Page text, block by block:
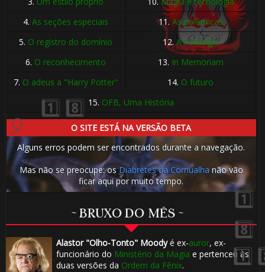
4.As seções especiais 11.As polêmicas
5. O registro do domínio 12.A nostalgia
6. O reconhecimento 13. In Memoriam
7. O adeus a "Harry Potter" 14. O futuro
15. OFB, Uma História
O SITE ESTÁ NA VERSÃO BETA
Alguns erros podem ser encontrados durante a navegação.
Mas não se preocupe: osDiabretes da Cornualha não vão
ficar aqui por muito tempo.
~ BRUXO DO MÊS ~
Alastor "Olho-Tonto" Moodyé ex-auror, ex-
funcionário do Ministério da Magia e pertenceu às
duas versões da Ordem da Fênix.
⚡
⚡